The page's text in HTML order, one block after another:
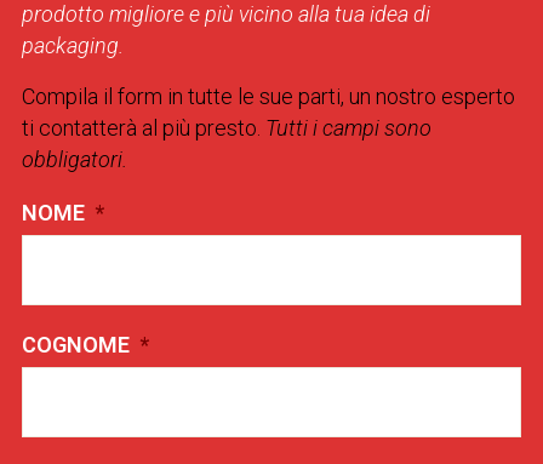
prodotto migliore e più vicino alla tua idea di
packaging.
Compila il form in tutte le sue parti, un nostro esperto
ti contatterà al più presto. Tutti i campi sono
obbligatori.
NOME *
COGNOME *